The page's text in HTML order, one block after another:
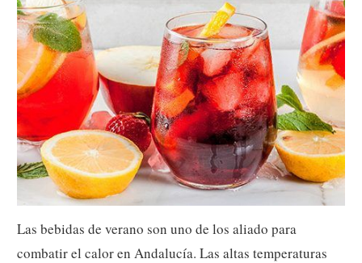
Las bebidas de verano son uno de los aliado para
combatir el calor en Andalucía. Las altas temperaturas